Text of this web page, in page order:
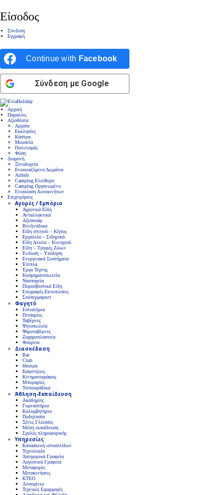
Είσοδος
Σύνδεση
Εγγραφή
Continue with Facebook
Σύνδεση με Google
Αρχική
Παραλίες
Αξιοθέατα
Αρχαία
Εκκλησίες
Κάστρα
Μουσεία
Πολιτισμός
Φύση
Διαμονή
Ξενοδοχεία
Ενοικιαζόμενα Δωμάτια
Airbnb
Camping Ελεύθερο
Camping Οργανωμένο
Ενοικίαση Αυτοκινήτων
Επιχειρήσεις
Αγορές / Εμπόριο
Αγροτικά Είδη
Ανταλλακτικά
Αξεσουάρ
Βενζινάδικα
Είδη σπιτιού – Κήπος
Εργαλεία – Σιδηρικά
Είδη Αλιεία – Κυνηγιού
Είδη – Τροφές Ζώων
Ένδυση – Υπόδηση
Ενεργειακά Συστήματα
Έπιπλα
Έργα Τέχνης
Κοσμηματοπωλεία
Ναυπηγεία
Πυροσβεστικά Είδη
Επιγραφές-Εκτυπώσεις
Σούπερμαρκετ
Φαγητό
Εστιατόρια
Πιτσαρίες
Ταβέρνες
Ψητοπωλεία
Ψαροταβέρνες
Ζαχαροπλαστεία
Φούρνοι
Διασκέδαση
Bar
Club
Θέατρα
Καφετέριες
Κινηματογράφος
Μπυραρίες
Τσιπουράδικα
Άθληση-Εκπαίδευση
Ακαδημίες
Γυμναστήρια
Κολυμβητήριο
Ποδηλασία
Ξένες Γλώσσες
Μέση εκπαίδευση
Σχολές πληροφορικής
Υπηρεσίες
Κατασκευή ιστοσελίδων
Τεχνολογία
Δικηγορικά Γραφεία
Λογιστικά Γραφεία
Μεταφορές
Μετακινήσεις
ΚΤΕΟ
Αλουμίνια
Τεχνικές Εφαρμογές